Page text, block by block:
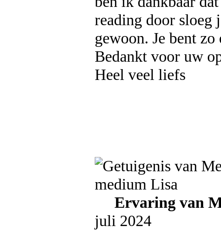
reading door sloeg
gewoon. Je bent
Bedankt voor uw
Heel veel liefs
Ervaring van
juli 2024